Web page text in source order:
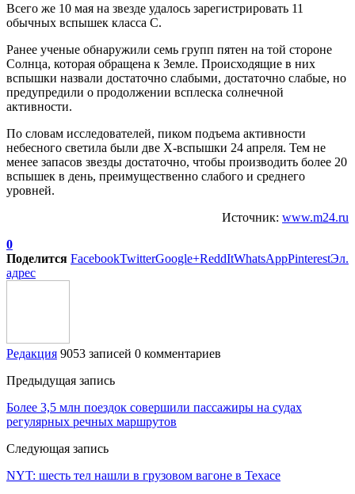
Всего же 10 мая на звезде удалось зарегистрировать 11
обычных вспышек класса С.
Ранее ученые обнаружили семь групп пятен на той стороне
Солнца, которая обращена к Земле. Происходящие в них
вспышки назвали достаточно слабыми, достаточно слабые, но
предупредили о продолжении всплеска солнечной
активности.
По словам исследователей, пиком подъема активности
небесного светила были две X-вспышки 24 апреля. Тем не
менее запасов звезды достаточно, чтобы производить более 20
вспышек в день, преимущественно слабого и среднего
уровней.
Источник: www.m24.ru
0
Поделится FacebookTwitterGoogle+ReddItWhatsAppPinterestЭл.
адрес
Редакция 9053 записей 0 комментариев
Предыдущая запись
Более 3,5 млн поездок совершили пассажиры на судах
регулярных речных маршрутов
Следующая запись
NYT: шесть тел нашли в грузовом вагоне в Техасе